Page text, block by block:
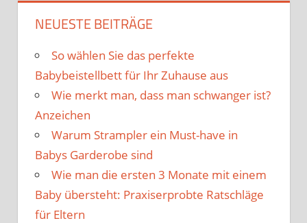
NEUESTE BEITRÄGE
So wählen Sie das perfekte
Babybeistellbett für Ihr Zuhause aus
Wie merkt man, dass man schwanger ist?
Anzeichen
Warum Strampler ein Must-have in
Babys Garderobe sind
Wie man die ersten 3 Monate mit einem
Baby übersteht: Praxiserprobte Ratschläge
für Eltern